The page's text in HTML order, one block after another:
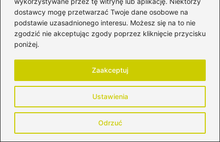
dostawcy mogę przetwarzać Twoje dane osobowe na
podstawie uzasadnionego interesu. Możesz się na to nie
zgodzić nie akceptując zgody poprzez kliknięcie przycisku
poniżej.
Ustawienia
Odrzuć
Zaakceptuj
Twój adres email nie zostanie opublikowany.
Wymagane pola są oznaczone*
Komentarz